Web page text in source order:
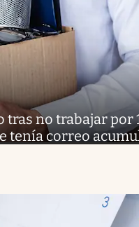
no trabajar por
tenía correo